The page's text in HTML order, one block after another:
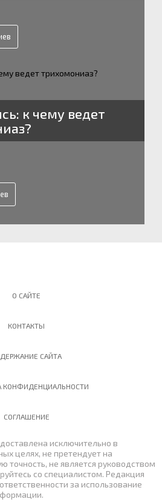
к чему ведет
О САЙТЕ
КОНТАКТЫ
САЙТА
КОНФИДЕНЦИАЛЬНОСТИ
СОГЛАШЕНИЕ
исключительно в
целях, не претендует на
точность, не является руководством
со специалистом. Peдaкция
зa иcпoльзoвaниe